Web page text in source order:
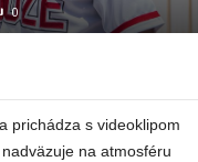
0
prichádza s videoklipom
nadväzuje na atmosféru